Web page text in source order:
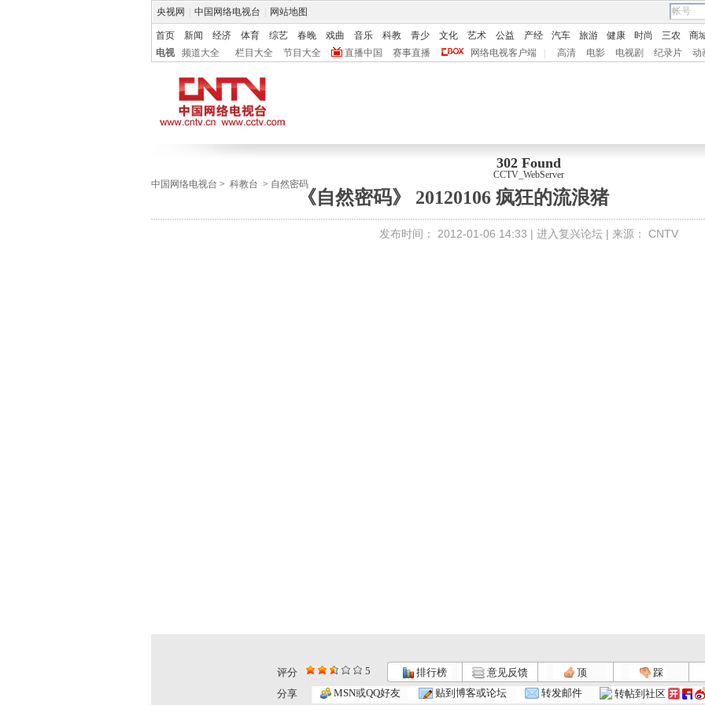
央视网 中国网络电视台 网站地图
首页 新闻 经济 体育 综艺 春晚 戏曲 音乐 科教 青少 文化 艺术 公益 产经 汽车 旅游 健康 时尚 三农
商
电视
频道大全 栏目大全 节目大全 直播中国 赛事直播 网络电视客户端 高清 电影 电视剧 纪录片 动
302 Found
CCTV_WebServer
中国网络电视台 > 科教台 > 自然密码
《自然密码》 20120106 疯狂的流浪猪
发布时间： 2012-01-06 14:33 | 进入复兴论坛 | 来源： CNTV
评分 5 排行榜 意见反馈 顶
踩
分享
MSN或QQ好友 贴到博客或论坛 转发邮件 转帖到社区